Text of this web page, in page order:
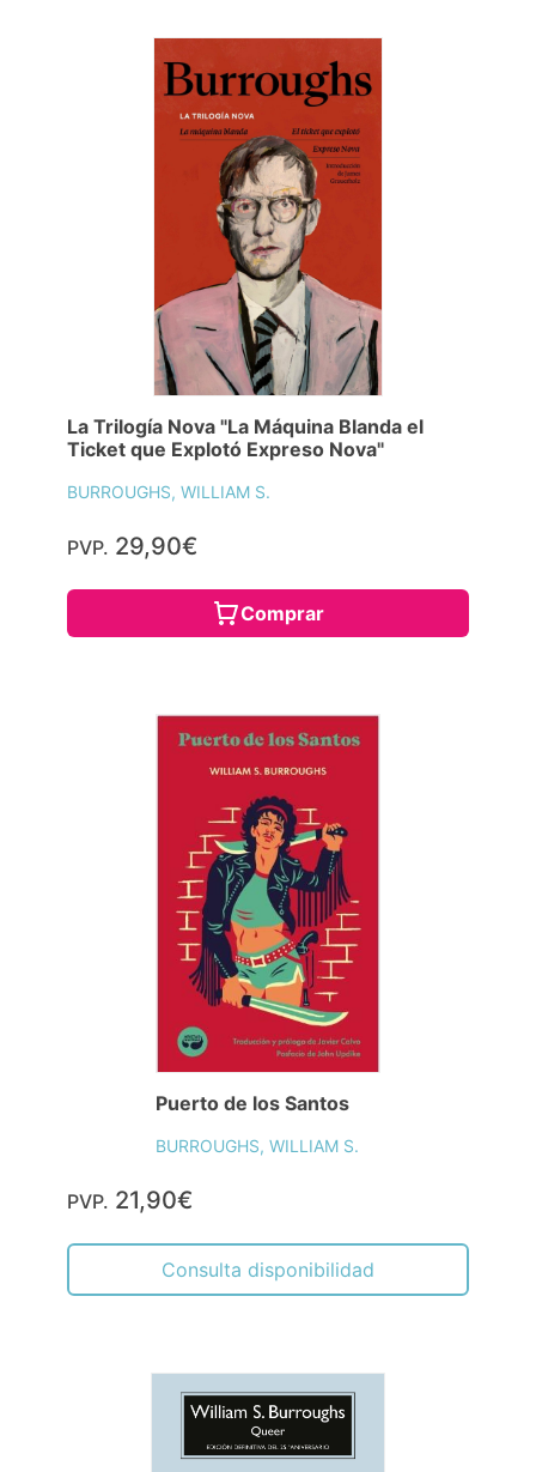
La Trilogía Nova "La Máquina Blanda el
Ticket que Explotó Expreso Nova"
BURROUGHS, WILLIAM S.
PVP. 29,90€
Comprar
Puerto de los Santos
BURROUGHS, WILLIAM S.
PVP. 21,90€
Consulta disponibilidad